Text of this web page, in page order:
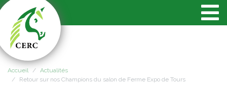
Accueil
Actualités
Retour sur nos Champions du salon de Ferme Expo de Tours
Panneau de gestion des cookies